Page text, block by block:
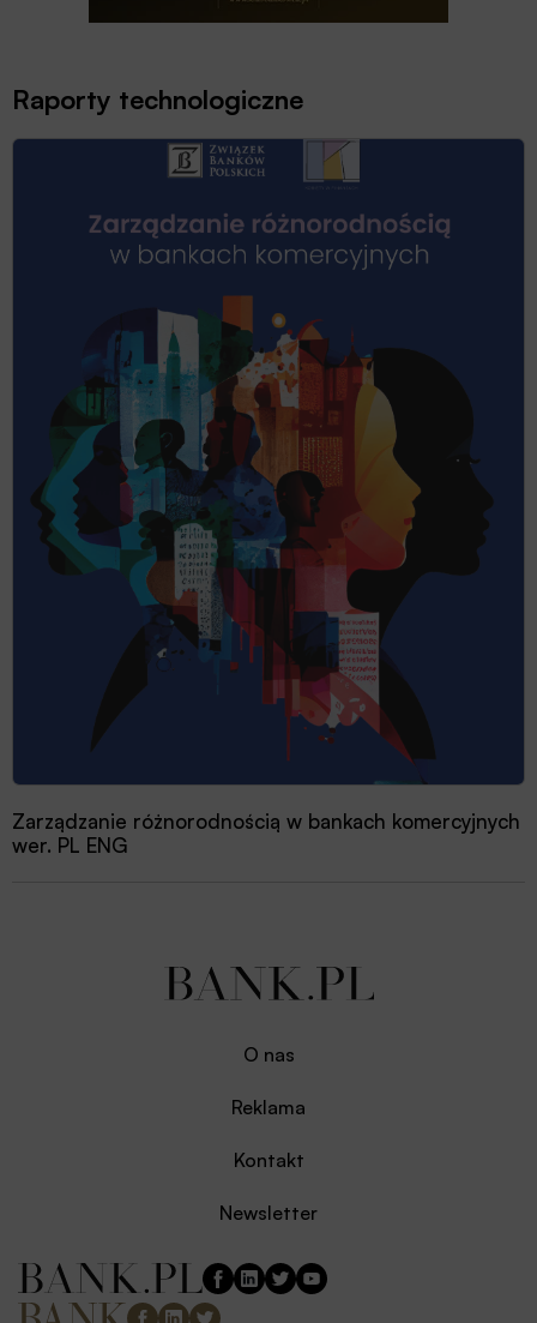
Raporty technologiczne
Zarządzanie różnorodnością w bankach komercyjnych
wer. PL ENG
O nas
Reklama
Kontakt
Newsletter